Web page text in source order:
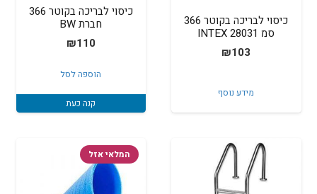
כיסוי לבריכה בקוטר 366
סמ INTEX 28031
₪103
מידע נוסף
כיסוי לבריכה בקוטר 366
חברת BW
₪110
הוספה לסל
קנה כעת
המלאי אזל